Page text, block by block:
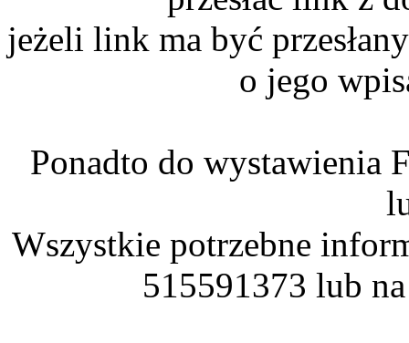
jeżeli link ma być
o jego
Ponadto do wystawienia
Wszystkie potrzebne
515591373 lub